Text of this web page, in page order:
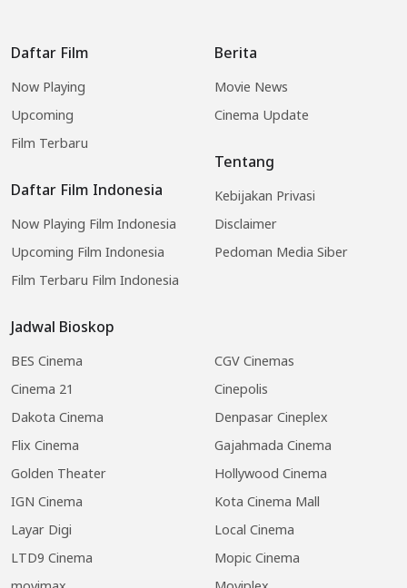
Daftar Film
Now Playing
Upcoming
Film Terbaru
Daftar Film Indonesia
Now Playing Film Indonesia
Upcoming Film Indonesia
Film Terbaru Film Indonesia
Jadwal Bioskop
BES Cinema
CGV Cinemas
Cinema 21
Cinepolis
Dakota Cinema
Denpasar Cineplex
Flix Cinema
Gajahmada Cinema
Golden Theater
Hollywood Cinema
IGN Cinema
Kota Cinema Mall
Layar Digi
Local Cinema
LTD9 Cinema
Mopic Cinema
Berita
Movie News
Cinema Update
Tentang
Kebijakan Privasi
Disclaimer
Pedoman Media Siber